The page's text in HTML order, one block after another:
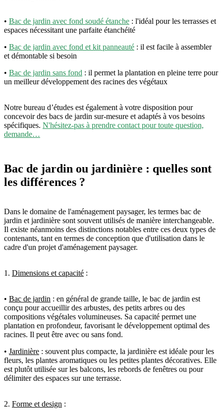
• Bac de jardin avec fond soudé étanche : l'idéal pour les terrasses et
espaces nécessitant une parfaite étanchéité
• Bac de jardin avec fond et kit panneauté : il est facile à assembler
et démontable si besoin
• Bac de jardin sans fond : il permet la plantation en pleine terre pour
un meilleur développement des racines des végétaux
Notre bureau d’études est également à votre disposition pour
concevoir des bacs de jardin sur-mesure et adaptés à vos besoins
spécifiques. N'hésitez-pas à prendre contact pour toute question,
demande…
Bac de jardin ou jardinière : quelles sont
les différences ?
Dans le domaine de l'aménagement paysager, les termes bac de
jardin et jardinière sont souvent utilisés de manière interchangeable.
Il existe néanmoins des distinctions notables entre ces deux types de
contenants, tant en termes de conception que d'utilisation dans le
cadre d'un projet d'aménagement paysager.
1. Dimensions et capacité :
• Bac de jardin : en général de grande taille, le bac de jardin est
conçu pour accueillir des arbustes, des petits arbres ou des
compositions végétales volumineuses. Sa capacité permet une
plantation en profondeur, favorisant le développement optimal des
racines. Il peut être avec ou sans fond.
• Jardinière : souvent plus compacte, la jardinière est idéale pour les
fleurs, les plantes aromatiques ou les petites plantes décoratives. Elle
est plutôt utilisée sur les balcons, les rebords de fenêtres ou pour
délimiter des espaces sur une terrasse.
2. Forme et design :